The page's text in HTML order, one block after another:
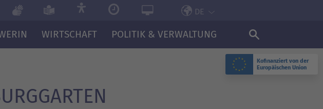
Kofinanziert von der
Europäischen Union
DE
WIRTSCHAFT POLITIK & VERWALTUNG